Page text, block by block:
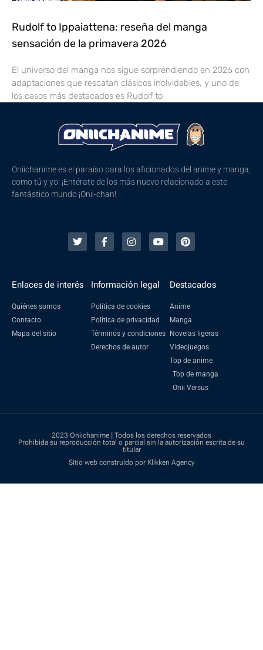
Rudolf to Ippaiattena: reseña del manga
sensación de la primavera 2026
El universo del manga nos sigue sorprendiendo en 2026 con
adaptaciones que rescatan clásicos inolvidables, y uno de
los casos más destacados es Rudolf to
Oniichanime es el paraíso para los aficionados del anime y manga,
como tú y yo. ¡Entérate de los más nuevo relacionado a este
fantástico mundo ¡Onii-chan!
Enlaces de interés
Quiénes somos
Contacto
Mapa del sitio
Información legal
Política de cookies
Política de privacidad
Términos y condiciones
Derechos de autor
Destacados
Anime
Manga
Novelas ligeras
Videojuegos
Top de anime
Top de manga
Onii Versus
2023 Oniichanime | Todos los derechos reservados
Prohibida su reproducción total o parcial sin la autorización escrita de su
titular
Sitio web construido por Klikken Agency